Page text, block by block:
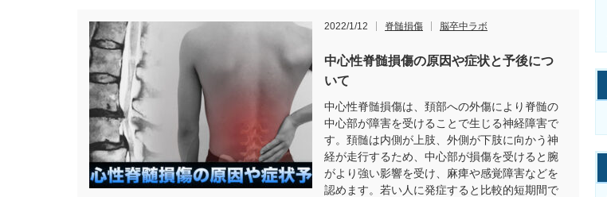
2022/1/12 脊髄損傷 脳卒中ラボ
中心性脊髄損傷の原因や症状と予後につ
いて
中心性脊髄損傷は、頚部への外傷により脊髄の
中心部が障害を受けることで生じる神経障害で
す。頚髄は内側が上肢、外側が下肢に向かう神
経が走行するため、中心部が損傷を受けると腕
がより強い影響を受け、麻痺や感覚障害などを
認めます。若い人に発症すると比較的短期間で